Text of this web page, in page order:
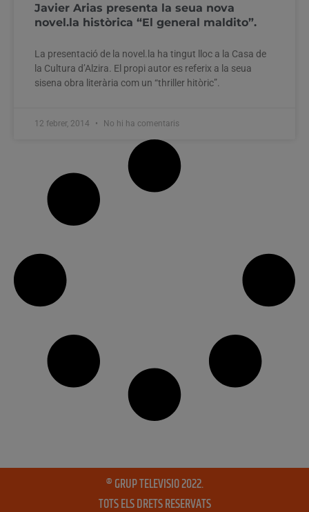
Javier Arias presenta la seua nova
novel.la històrica “El general maldito”.
La presentació de la novel.la ha tingut lloc a la Casa de
la Cultura d’Alzira. El propi autor es referix a la seua
sisena obra literària com un “thriller hitòric”.
12 febrer, 2014 No hi ha comentaris
® GRUP TELEVISIO 2022.
TOTS ELS DRETS RESERVATS